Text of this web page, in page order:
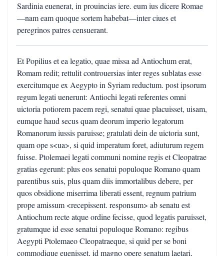
Sardinia euenerat, in prouincias iere. eum ius dicere Romae
—nam eam quoque sortem habebat—inter ciues et
peregrinos patres censuerant.
Et Popilius et ea legatio, quae missa ad Antiochum erat,
Romam redit; rettulit controuersias inter reges sublatas esse
exercitumque ex Aegypto in Syriam reductum. post ipsorum
regum legati uenerunt: Antiochi legati referentes omni
uictoria potiorem pacem regi, senatui quae placuisset, uisam,
eumque haud secus quam deorum imperio legatorum
Romanorum iussis paruisse; gratulati dein de uictoria sunt,
quam ope s<ua>, si quid imperatum foret, adiuturum regem
fuisse. Ptolemaei legati communi nomine regis et Cleopatrae
gratias egerunt: plus eos senatui populoque Romano quam
parentibus suis, plus quam diis immortalibus debere, per
quos obsidione miserrima liberati essent, regnum patrium
prope amissum <recepissent. responsum> ab senatu est
Antiochum recte atque ordine fecisse, quod legatis paruisset,
gratumque id esse senatui populoque Romano: regibus
Aegypti Ptolemaeo Cleopatraeque, si quid per se boni
commodique euenisset, id magno opere senatum laetari,